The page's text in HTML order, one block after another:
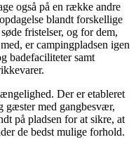
også på en række andre
blandt forskellige
fristelser, og for dem,
er campingpladsen igen
badefaciliteter samt
Der er etableret
gæster med gangbesvær,
på pladsen for at sikre, at
de bedst mulige forhold.